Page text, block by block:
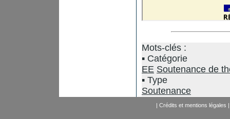
Mots-clés :
Catégorie
EE Soutenance de
Type
Soutenance
| Crédits et mentions légales